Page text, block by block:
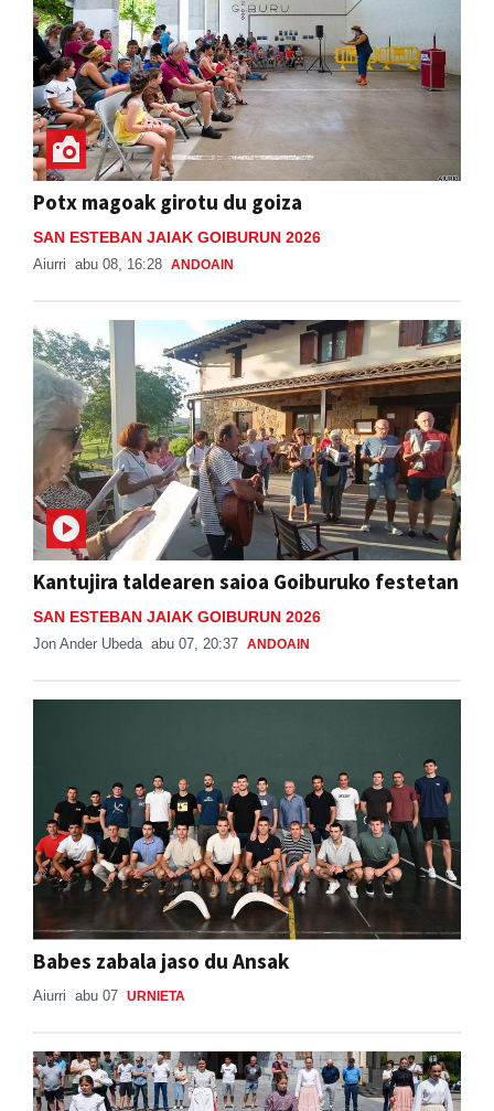
Potx magoak girotu du goiza
SAN ESTEBAN JAIAK GOIBURUN 2026
Aiurri abu 08, 16:28 ANDOAIN
Kantujira taldearen saioa Goiburuko festetan
SAN ESTEBAN JAIAK GOIBURUN 2026
Jon Ander Ubeda abu 07, 20:37 ANDOAIN
Babes zabala jaso du Ansak
Aiurri abu 07 URNIETA